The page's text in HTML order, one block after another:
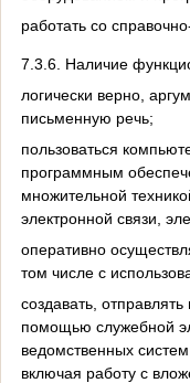
работать со
7.3.6. Наличие
логически верно,
письменную речь;
пользоваться
программным
множительной
электронной связи,
оперативно
том числе с
создавать,
помощью служебной
ведомственных
включая работу с